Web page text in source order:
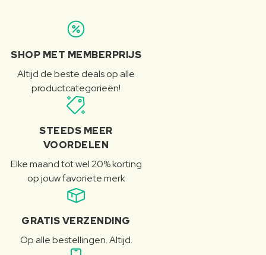
SHOP MET MEMBERPRIJS
Altijd de beste deals op alle
productcategorieën!
STEEDS MEER
VOORDELEN
Elke maand tot wel 20% korting
op jouw favoriete merk
GRATIS VERZENDING
Op alle bestellingen. Altijd.